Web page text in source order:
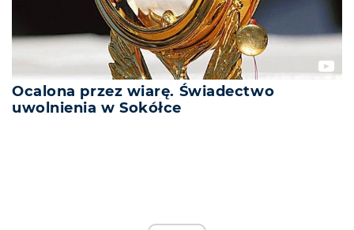
Ocalona przez wiarę. Świadectwo
uwolnienia w Sokółce